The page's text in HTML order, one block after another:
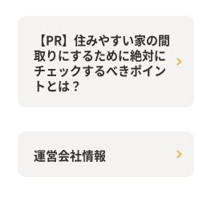
【PR】住みやすい家の間
取りにするために絶対に
チェックするべきポイン
トとは？
運営会社情報